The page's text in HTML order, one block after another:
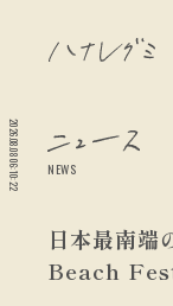
2026.08.08 06:10:22 NEWS
日本最南
Beach